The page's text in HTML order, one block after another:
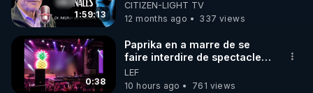
de bien-être ENVOL :
Rendez-vous sur https://www.envol.app/code
le code : REGENERE
1:59:13
VACCINALES L'ÉMISSION
CITIZEN-LIGHT TV
12 months ago
337 views
0:38
Paprika en a marre de se
faire interdire de spectacle.
Elle décide donc de devenir
DJ !
LEF
10 hours ago
761 views